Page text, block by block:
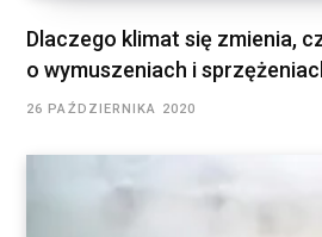
Dlaczego klimat się zmienia,
o wymuszeniach i
26 PAŹDZIERNIKA 2020